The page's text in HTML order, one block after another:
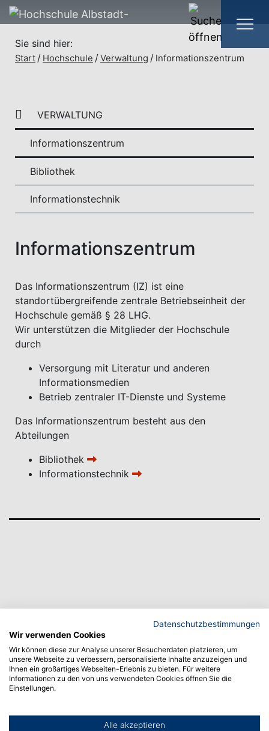
Sie sind hier:
Start Hochschule Verwaltung Informationszentrum
Informationszentrum
Das Informationszentrum (IZ) ist eine
standortübergreifende zentrale Betriebseinheit der
Hochschule gemäß § 28 LHG.
Wir unterstützen die Mitglieder der Hochschule
durch
Versorgung mit Literatur und anderen
Informationsmedien
Betrieb zentraler IT-Dienste und Systeme
Das Informationszentrum besteht aus den
Abteilungen
Bibliothek
Informationstechnik
VERWALTUNG
Informationszentrum
Bibliothek
Informationstechnik
CAMPUS ALBSTADT
Datenschutzbestimmungen
Wir verwenden Cookies
Wir können diese zur Analyse unserer Besucherdaten platzieren, um
unsere Webseite zu verbessern, personalisierte Inhalte anzuzeigen und
Ihnen ein großartiges Webseiten-Erlebnis zu bieten. Für weitere
Informationen zu den von uns verwendeten Cookies öffnen Sie die
Einstellungen.
Alle akzeptieren